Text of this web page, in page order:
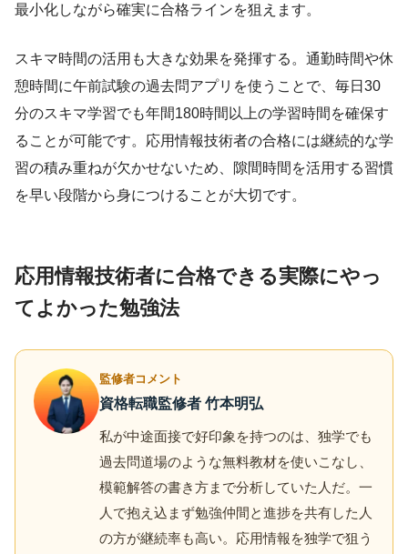
最小化しながら確実に合格ラインを狙えます。
スキマ時間の活用も大きな効果を発揮する。通勤時間や休
憩時間に午前試験の過去問アプリを使うことで、毎日30
分のスキマ学習でも年間180時間以上の学習時間を確保す
ることが可能です。応用情報技術者の合格には継続的な学
習の積み重ねが欠かせないため、隙間時間を活用する習慣
を早い段階から身につけることが大切です。
応用情報技術者に合格できる実際にやっ
てよかった勉強法
監修者コメント
資格転職監修者 竹本明弘
私が中途面接で好印象を持つのは、独学でも
過去問道場のような無料教材を使いこなし、
模範解答の書き方まで分析していた人だ。一
人で抱え込まず勉強仲間と進捗を共有した人
の方が継続率も高い。応用情報を独学で狙う